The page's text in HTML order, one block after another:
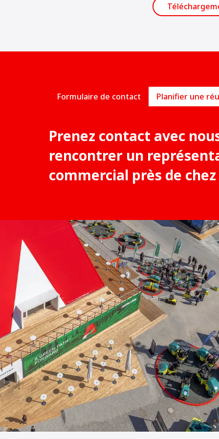
Formulaire de contact
Prenez contact avec
rencontrer un
commercial près de